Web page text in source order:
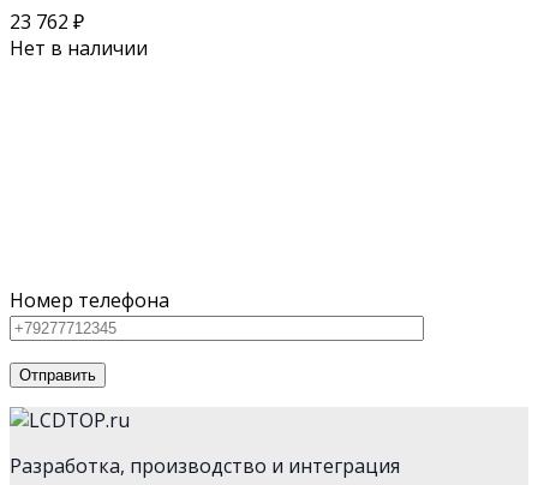
23 762 ₽
Нет в наличии
Номер телефона
Разработка, производство и интеграция